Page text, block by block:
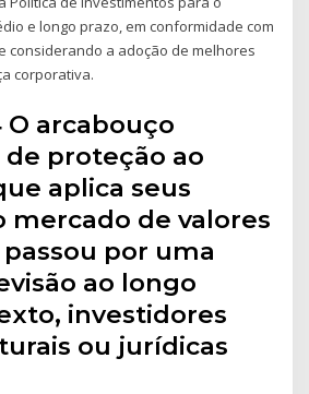
e longo prazo, em conformidade com
considerando a adoção de melhores
corporativa.
O arcabouço
proteção ao
aplica seus
mercado de valores
por uma
ao longo
investidores
ou jurídicas